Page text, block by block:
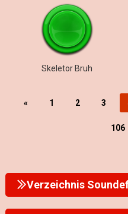
Skeletor Bruh
« 1 2 3
106
Verzeichnis